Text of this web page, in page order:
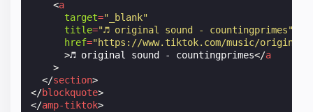
<a
target="_blank"
title="♬ original sound - countingprimes"
href="https://www.tiktok.com/music/original-
>♬ original sound - countingprimes</a
>
</section>
</blockquote>
</amp-tiktok>